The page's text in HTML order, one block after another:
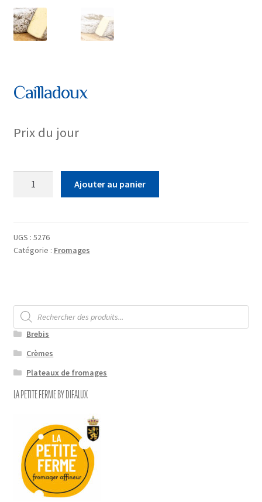
Cailladoux
Prix du jour
Ajouter au panier
UGS : 5276
Catégorie : Fromages
Recherche
de
produits
Brebis
Crèmes
Plateaux de fromages
LA PETITE FERME BY DIFALUX